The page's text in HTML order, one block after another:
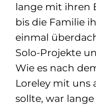
lange mit ihren
bis die Familie
einmal
Solo-Projekte
Wie es nach
Loreley mit uns
sollte, war